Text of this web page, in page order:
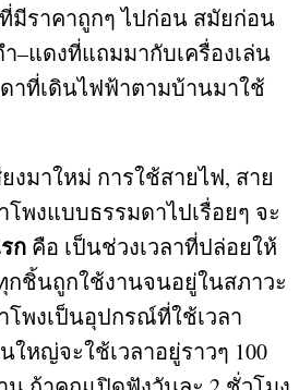
มีราคาถูกๆ ไปก่อน สมัยก่อน
–แดงที่แถมมากับเครื่องเล่น
าที่เดินไฟฟ้าตามบ้านมาใช้
งมาใหม่ การใช้สายไฟ, สาย
พงแบบธรรมดาไปเรื่อยๆ จะ
ก คือ เป็นช่วงเวลาที่ปล่อยให้
กชิ้นถูกใช้งานจนอยู่ในสภาวะ
โพงเป็นอุปกรณ์ที่ใช้เวลา
ใหญ่จะใช้เวลาอยู่ราวๆ 100